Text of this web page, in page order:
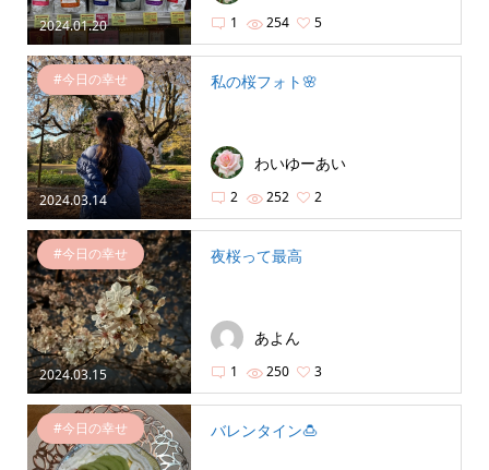
2024.01.20 1 254 5
2024.03.14
#今日の幸せ 私の桜フォト🌸
わいゆーあい
2 252 2
2024.03.15
#今日の幸せ 夜桜って最高
あよん
1 250 3
#今日の幸せ バレンタイン🍮